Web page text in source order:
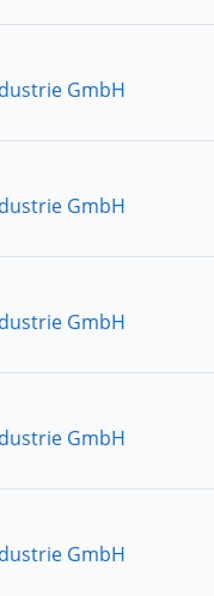
GmbH
GmbH
GmbH
GmbH
GmbH